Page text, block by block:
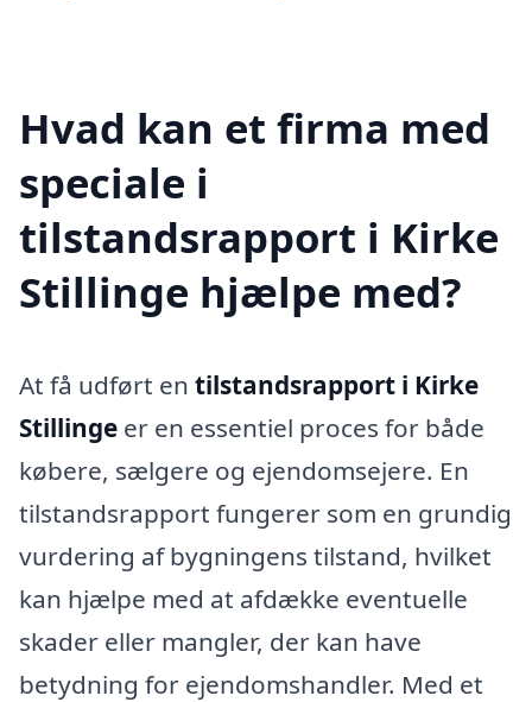
Hvad kan et firma med
speciale i
tilstandsrapport i Kirke
Stillinge hjælpe med?
At få udført en tilstandsrapport i Kirke
Stillinge er en essentiel proces for både
købere, sælgere og ejendomsejere. En
tilstandsrapport fungerer som en grundig
vurdering af bygningens tilstand, hvilket
kan hjælpe med at afdække eventuelle
skader eller mangler, der kan have
betydning for ejendomshandler. Med et